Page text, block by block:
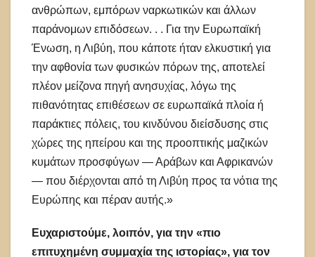
ανθρώπων, εμπόρων ναρκωτικών και άλλων
παράνομων επιδόσεων. . . Για την Ευρωπαϊκή
Ένωση, η Λιβύη, που κάποτε ήταν ελκυστική για
την αφθονία των φυσικών πόρων της, αποτελεί
πλέον μείζονα πηγή ανησυχίας, λόγω της
πιθανότητας επιθέσεων σε ευρωπαϊκά πλοία ή
παράκτιες πόλεις, του κινδύνου διείσδυσης στις
χώρες της ηπείρου και της προοπτικής μαζικών
κυμάτων προσφύγων — Αράβων και Αφρικανών
— που διέρχονται από τη Λιβύη προς τα νότια της
Ευρώπης και πέραν αυτής.»
Ευχαριστούμε, λοιπόν, για την «πιο
επιτυχημένη συμμαχία της ιστορίας», για τον